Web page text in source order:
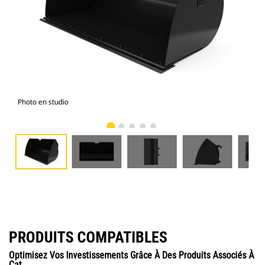
Photo en studio
PRODUITS COMPATIBLES
Optimisez Vos Investissements Grâce À Des Produits Associés À